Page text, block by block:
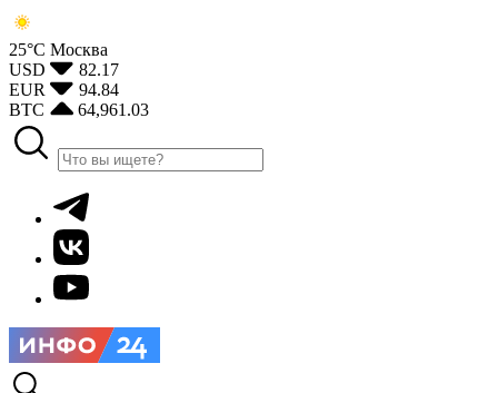
25°С Москва
USD
82.17
EUR
94.84
BTC
64,961.03